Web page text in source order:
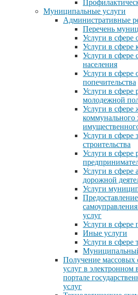
Муниципальные услуги
Административные
Перечень
Услуги в сфере
Услуги в сфере
Услуги в сфере
населения
Услуги в сфере
попечительства
Услуги в сфере
молодежной
Услуги в
коммунального
Услуги в сфере
строительства
Услуги в сфере
Услуги в сфере
дорожной
Услуги
услуг
Услуги в сфере
Иные услуги
Услуги в сфере
Получение массовых
услуг в
портале
услуг